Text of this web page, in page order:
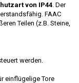
von IP44 . Der
FAAC
Teilen (z.B. Steine,
werden.
einflügelige Tore